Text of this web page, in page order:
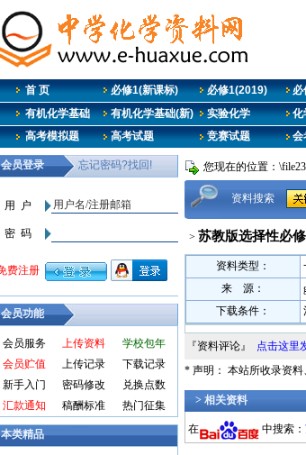
首 页 必修1(新课标) 必修1(2019) 必
有机化学基础
有机化学基础(新) 实验化学 化
高考模拟题
高考试题 竞赛试题 会
会员功能
会员服务 上传资料
学校包年
会员贮值
上传记录
下载记录
新手入门
密码修改
兑换点数
汇款通知
稿酬标准 热门征集
本类精品
您现在的位置：
资料搜索
> 苏教版选择性必
资料类型：
来 源：
下载条件：
『资料评论』 点击这里
* 声明： 本站所收录资料
> 相关资料
在 中搜索：